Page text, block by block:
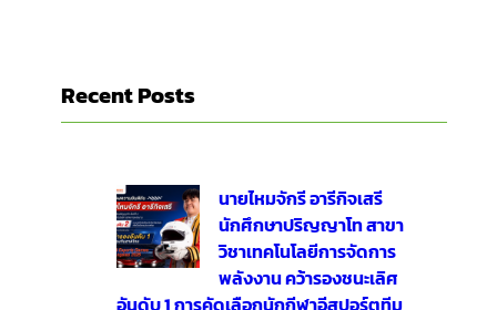
Recent Posts
นายไหมจักรี อารีกิจเสรี
นักศึกษาปริญญาโท สาขา
วิชาเทคโนโลยีการจัดการ
พลังงาน คว้ารองชนะเลิศ
อันดับ 1 การคัดเลือกนักกีฬาอีสปอร์ตทีม